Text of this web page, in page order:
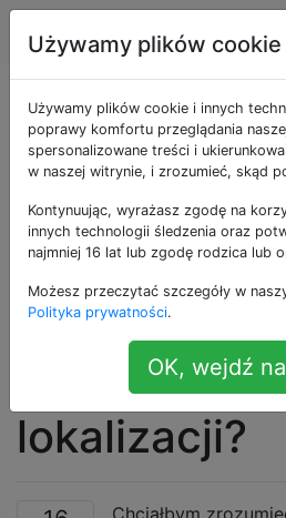
Android Tagi
Jak mogę
rejestrować
szybkość
danych oraz
się według
lokalizacji?
Chciałbym
Używamy plików cookie
Używamy plików cookie i innych
poprawy komfortu przeglądania
spersonalizowane treści i
w naszej witrynie, i zrozumieć, skąd
Kontynuując, wyrażasz zgodę na
innych technologii śledzenia oraz
najmniej 16 lat lub zgodę rodzica lub
Możesz przeczytać szczegóły w
Polityka prywatności.
OK, wejdź